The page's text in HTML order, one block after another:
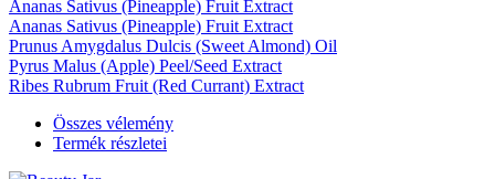
Ananas Sativus (Pineapple) Fruit Extract
Ananas Sativus (Pineapple) Fruit Extract
Prunus Amygdalus Dulcis (Sweet Almond) Oil
Pyrus Malus (Apple) Peel/Seed Extract
Ribes Rubrum Fruit (Red Currant) Extract
Összes vélemény
Termék részletei